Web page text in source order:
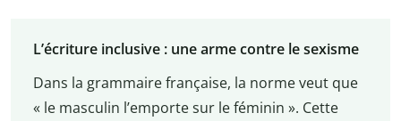
L’écriture inclusive : une arme contre le sexisme
Dans la grammaire française, la norme veut que
« le masculin l’emporte sur le féminin ». Cette